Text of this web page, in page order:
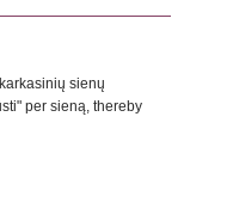
sienų
per sieną, thereby